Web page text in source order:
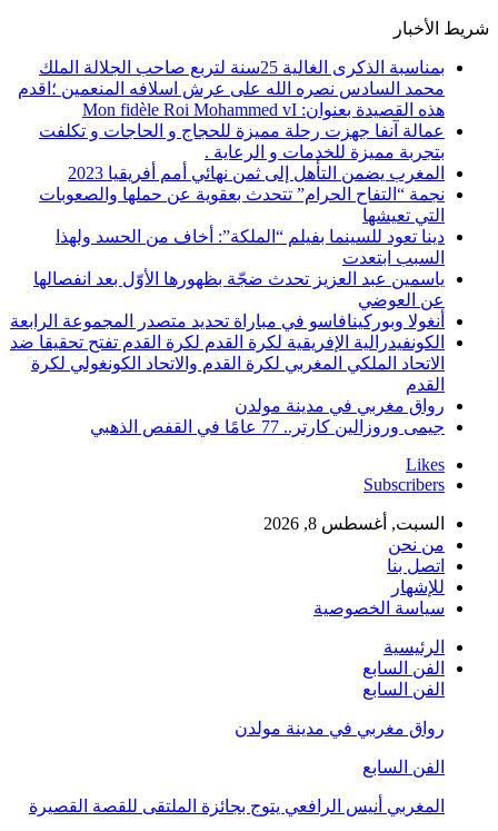
شريط الأخبار
بمناسبة الذكرى الغالية 25سنة لتربع صاحب الجلالة الملك
محمد السادس نصره الله على عرش اسلافه المنعمين ؛اقدم
هذه القصيدة بعنوان: Mon fidèle Roi Mohammed vI
عمالة آنفا جهزت رحلة مميزة للحجاج و الحاجات و تكلفت
بتجربة مميزة للخدمات و الرعاية .
المغرب يضمن التأهل إلى ثمن نهائي أمم أفريقيا 2023
نجمة “التفاح الحرام” تتحدث بعقوية عن حملها والصعوبات
التي تعيشها
دينا تعود للسينما بفيلم “الملكة”: أخاف من الحسد ولهذا
السبب ابتعدت
ياسمين عبد العزيز تحدث ضجّة بظهورها الأوّل بعد انفصالها
عن العوضي
أنغولا وبوركينافاسو في مباراة تحديد متصدر المجموعة الرابعة
الكونفيدرالية الإفريقية لكرة القدم لكرة القدم تفتح تحقيقا ضد
الاتحاد الملكي المغربي لكرة القدم والاتحاد الكونغولي لكرة
القدم
رواق مغربي في مدينة مولدن
جيمى وروزالين كارتر.. 77 عامًا في القفص الذهبي
Likes
Subscribers
السبت, أغسطس 8, 2026
من نحن
اتصل بنا
للإشهار
سياسة الخصوصية
الرئيسية
الفن السابع
الفن السابع
رواق مغربي في مدينة مولدن
الفن السابع
المغربي أنيس الرافعي يتوج بجائزة الملتقى للقصة القصيرة